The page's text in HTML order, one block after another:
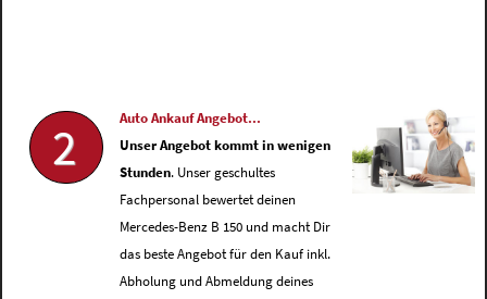
2
Auto Ankauf Angebot...
Unser Angebot kommt in wenigen
Stunden. Unser geschultes
Fachpersonal bewertet deinen
Mercedes-Benz B 150 und macht Dir
das beste Angebot für den Kauf inkl.
Abholung und Abmeldung deines